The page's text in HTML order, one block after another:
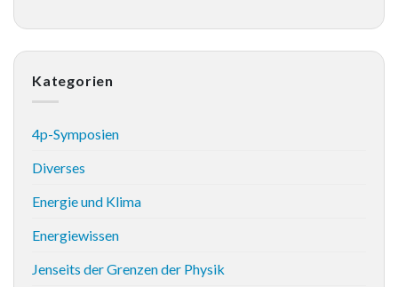
Kategorien
4p-Symposien
Diverses
Energie und Klima
Energiewissen
Jenseits der Grenzen der Physik